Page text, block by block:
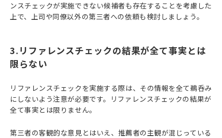
ンスチェックが実施できない候補者も存在することを考慮した
上で、上司や同僚以外の第三者への依頼も検討しましょう。
3.リファレンスチェックの結果が全て事実とは
限らない
リファレンスチェックを実施する際は、その情報を全て鵜呑み
にしないよう注意が必要です。リファレンスチェックの結果が
全て事実とは限りません。
第三者の客観的な意見とはいえ、推薦者の主観が混じっている